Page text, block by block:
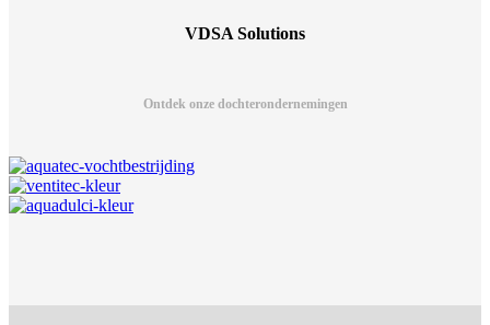
VDSA Solutions
Ontdek onze dochterondernemingen